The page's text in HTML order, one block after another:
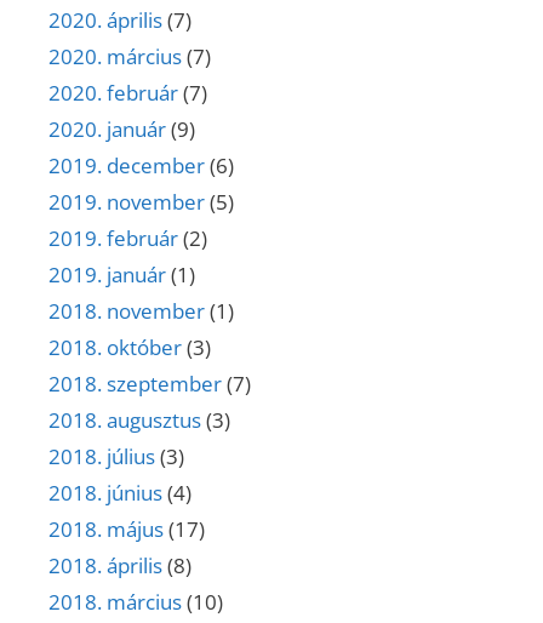
2020. április(7)
2020. március(7)
2020. február(7)
2020. január(9)
2019. december(6)
2019. november(5)
2019. február(2)
2019. január(1)
2018. november(1)
2018. október(3)
2018. szeptember(7)
2018. augusztus(3)
2018. július(3)
2018. június(4)
2018. május(17)
2018. április(8)
2018. március(10)